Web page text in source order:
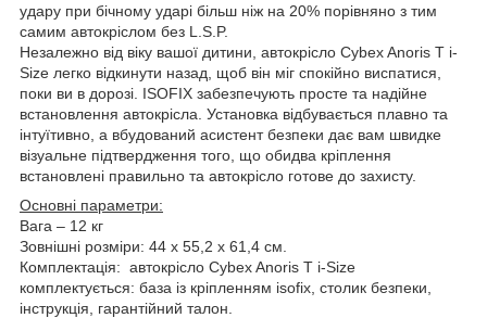
удару при бічному ударі більш ніж на 20% порівняно з тим
самим автокріслом без L.S.P.
Незалежно від віку вашої дитини, автокрісло Cybex Anoris T i-
Size легко відкинути назад, щоб він міг спокійно виспатися,
поки ви в дорозі. ISOFIX забезпечують просте та надійне
встановлення автокрісла. Установка відбувається плавно та
інтуїтивно, а вбудований асистент безпеки дає вам швидке
візуальне підтвердження того, що обидва кріплення
встановлені правильно та автокрісло готове до захисту.
Основні параметри:
Вага – 12 кг
Зовнішні розміри: 44 х 55,2 х 61,4 см.
Комплектація: автокрісло Cybex Anoris T i-Size
комплектується: база із кріпленням isofix, столик безпеки,
інструкція, гарантійний талон.